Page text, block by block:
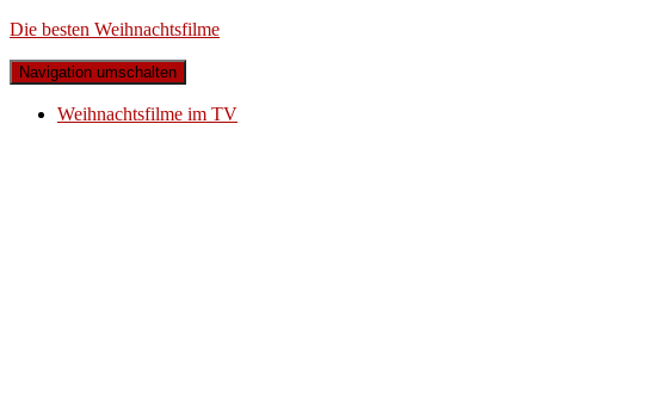
Die besten Weihnachtsfilme
Navigation umschalten
Weihnachtsfilme im TV